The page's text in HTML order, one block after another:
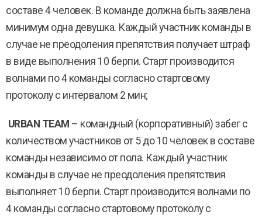
составе 4 человек. В команде должна быть заявлена
минимум одна девушка. Каждый участник команды в
случае не преодоления препятствия получает штраф
в виде выполнения 10 берпи. Старт производится
волнами по 4 команды согласно стартовому
протоколу с интервалом 2 мин;
URBAN TEAM – командный (корпоративный) забег с
количеством участников от 5 до 10 человек в составе
команды независимо от пола. Каждый участник
команды в случае не преодоления препятствия
выполняет 10 берпи. Старт производится волнами по
4 команды согласно стартовому протоколу с